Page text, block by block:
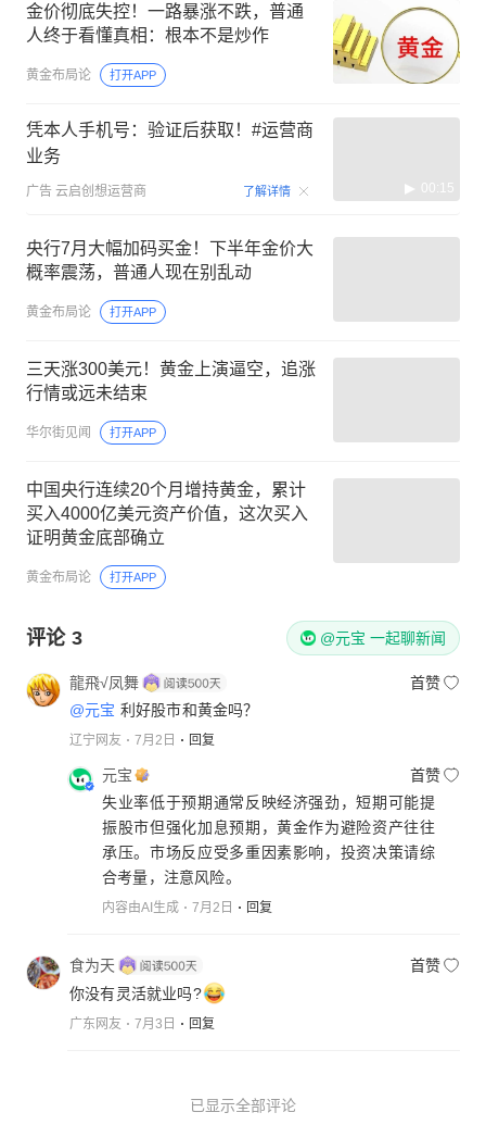
金价彻底失控！一路暴涨不跌，普通
人终于看懂真相：根本不是炒作
黄金布局论 打开APP
凭本人手机号：验证后获取！#运营商
业务
广告 云启创想运营商 了解详情 00:15
央行7月大幅加码买金！下半年金价大
概率震荡，普通人现在别乱动
黄金布局论 打开APP
三天涨300美元！黄金上演逼空，追涨
行情或远未结束
华尔街见闻 打开APP
中国央行连续20个月增持黄金，累计
买入4000亿美元资产价值，这次买入
证明黄金底部确立
黄金布局论 打开APP
评论 3 @元宝 一起聊新闻
龍飛√凤舞
首赞
@元宝 利好股市和黄金吗？
辽宁网友 7月2日 回复
元宝
首赞
失业率低于预期通常反映经济强劲，短期可能提
振股市但强化加息预期，黄金作为避险资产往往
承压。市场反应受多重因素影响，投资决策请综
合考量，注意风险。
内容由AI生成 7月2日 回复
食为天
首赞
你没有灵活就业吗?
广东网友 7月3日 回复
已显示全部评论